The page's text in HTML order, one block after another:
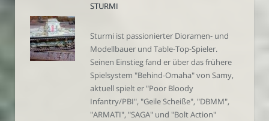
STURMI
Sturmi ist passionierter Dioramen- und
Modellbauer und Table-Top-Spieler.
Seinen Einstieg fand er über das frühere
Spielsystem "Behind-Omaha" von Samy,
aktuell spielt er "Poor Bloody
Infantry/PBI", "Geile Scheiße", "DBMM",
"ARMATI", "SAGA" und "Bolt Action"